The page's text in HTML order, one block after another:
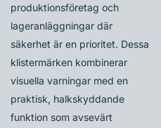
produktionsföretag och
lageranläggningar där
säkerhet är en prioritet. Dessa
klistermärken kombinerar
visuella varningar med en
praktisk, halkskyddande
funktion som avsevärt